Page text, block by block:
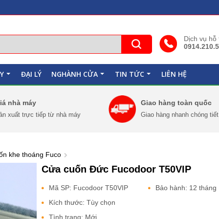
Dịch vụ
ĐẠI LÝ NGHÀNH CỬA TIN TỨC LIÊN HỆ
nhà máy
xuất trực tiếp từ nhà máy
Giao hàng toàn quốc
Giao hàng nhanh chóng
khe thoáng Fuco
Cửa cuốn Đức Fucodoor T50VIP
Mã SP: Fucodoor T50VIP
Bảo hành: 12 tháng
Kích thước: Tùy chọn
Tình trạng: Mới